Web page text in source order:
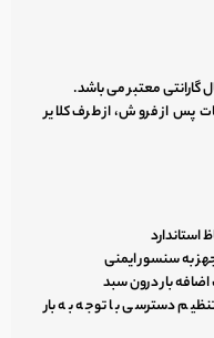
دارای ۱۰ سال خدمات پس از فروش، از طرف کلایر
به سنسور ایمنی
بار درون سبد
دسترسی با توجه به بار